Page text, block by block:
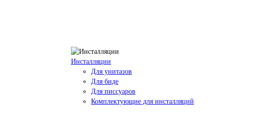
Инсталляции
Для унитазов
Для биде
Для писсуаров
Комплектующие для инсталляций